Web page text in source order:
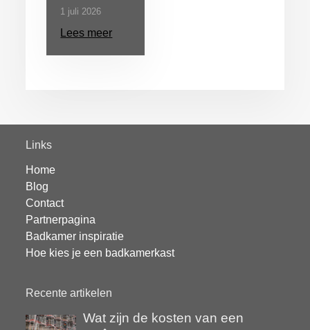
1 juli 2026
Lees meer
Links
Home
Blog
Contact
Partnerpagina
Badkamer inspiratie
Hoe kies je een badkamerkast
Recente artikelen
Wat zijn de kosten van een